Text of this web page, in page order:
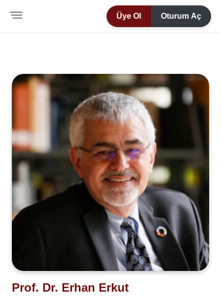
Üye Ol Oturum Aç
Prof. Dr. Erhan Erkut